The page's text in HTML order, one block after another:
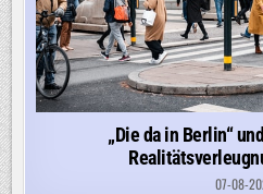
„Die da in Berlin“
07-08-